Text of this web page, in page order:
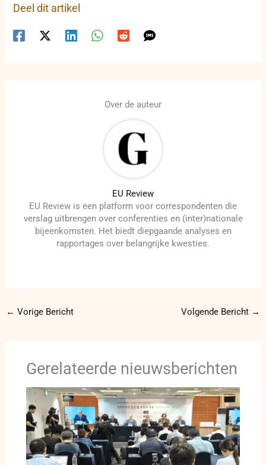
Deel dit artikel
Over de auteur
EU Review
EU Review is een platform voor correspondenten die
verslag uitbrengen over conferenties en (inter)nationale
bijeenkomsten. Het biedt diepgaande analyses en
rapportages over belangrijke kwesties.
← Vorige Bericht Volgende Bericht →
Gerelateerde nieuwsberichten